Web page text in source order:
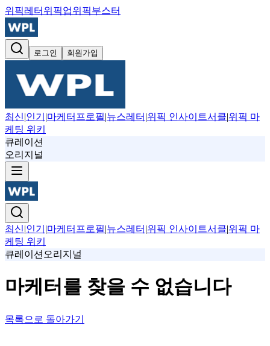
위픽레터 위픽업위픽부스터
로그인 회원가입
최신|인기 |마케터프로필|뉴스레터 |위픽 인사이트서클|위픽 마
케팅 위키
큐레이션
오리지널
최신|인기 |마케터프로필|뉴스레터 |위픽 인사이트서클|위픽 마
케팅 위키
큐레이션 오리지널
마케터를 찾을 수 없습니다
목록으로 돌아가기